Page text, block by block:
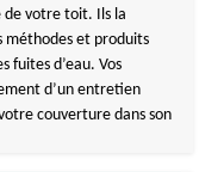
votre toit. Ils la
et produits
fuites d’eau. Vos
d’un entretien
couverture dans son